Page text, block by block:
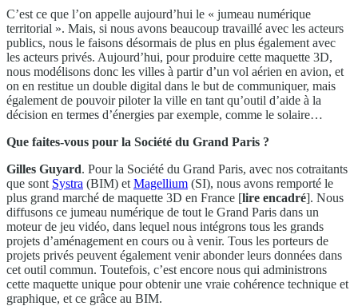
C’est ce que l’on appelle aujourd’hui le « jumeau numérique
territorial ». Mais, si nous avons beaucoup travaillé avec les acteurs
publics, nous le faisons désormais de plus en plus également avec
les acteurs privés. Aujourd’hui, pour produire cette maquette 3D,
nous modélisons donc les villes à partir d’un vol aérien en avion, et
on en restitue un double digital dans le but de communiquer, mais
également de pouvoir piloter la ville en tant qu’outil d’aide à la
décision en termes d’énergies par exemple, comme le solaire…
Que faites-vous pour la Société du Grand Paris ?
Gilles Guyard. Pour la Société du Grand Paris, avec nos cotraitants
que sont Systra (BIM) et Magellium (SI), nous avons remporté le
plus grand marché de maquette 3D en France [lire encadré]. Nous
diffusons ce jumeau numérique de tout le Grand Paris dans un
moteur de jeu vidéo, dans lequel nous intégrons tous les grands
projets d’aménagement en cours ou à venir. Tous les porteurs de
projets privés peuvent également venir abonder leurs données dans
cet outil commun. Toutefois, c’est encore nous qui administrons
cette maquette unique pour obtenir une vraie cohérence technique et
graphique, et ce grâce au BIM.